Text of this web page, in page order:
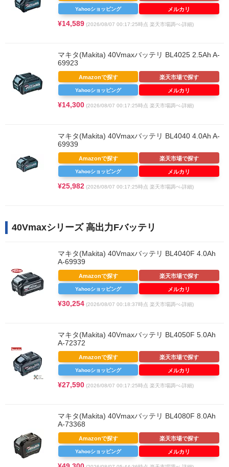
¥14,589 (2026/08/07 00:17:25時点 楽天市場調べ-詳細)
Yahooショッピング メルカリ
マキタ(Makita) 40Vmaxバッテリ BL4025 2.5Ah A-
69923
¥14,300 (2026/08/07 00:17:25時点 楽天市場調べ-詳細)
Amazonで探す 楽天市場で探す
Yahooショッピング メルカリ
マキタ(Makita) 40Vmaxバッテリ BL4040 4.0Ah A-
69939
¥25,982 (2026/08/07 00:17:25時点 楽天市場調べ-詳細)
Amazonで探す 楽天市場で探す
Yahooショッピング メルカリ
40Vmaxシリーズ 高出力Fバッテリ
マキタ(Makita) 40Vmaxバッテリ BL4040F 4.0Ah
A-69939
¥30,254 (2026/08/07 00:18:37時点 楽天市場調べ-詳細)
Amazonで探す 楽天市場で探す
Yahooショッピング メルカリ
マキタ(Makita) 40Vmaxバッテリ BL4050F 5.0Ah
A-72372
¥27,590 (2026/08/07 00:17:25時点 楽天市場調べ-詳細)
Amazonで探す 楽天市場で探す
Yahooショッピング メルカリ
マキタ(Makita) 40Vmaxバッテリ BL4080F 8.0Ah
A-73368
Amazonで探す 楽天市場で探す
Yahooショッピング メルカリ